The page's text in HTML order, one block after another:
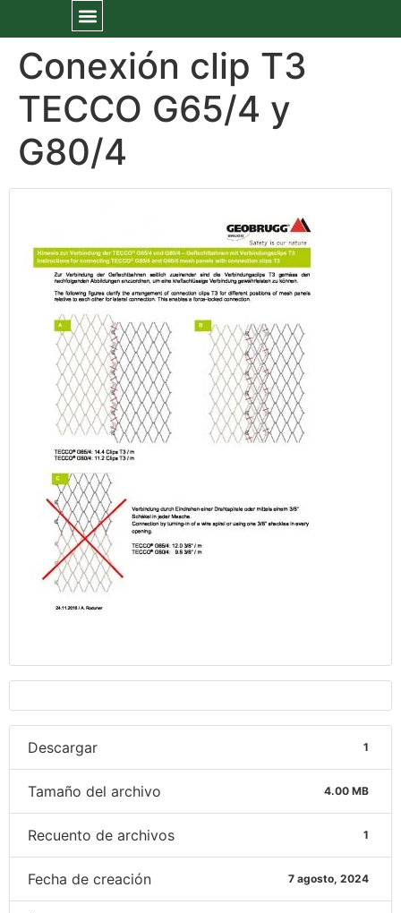
Conexión clip T3
TECCO G65/4 y
G80/4
Descargar 1
Tamaño del archivo 4.00 MB
Recuento de archivos 1
Fecha de creación 7 agosto, 2024